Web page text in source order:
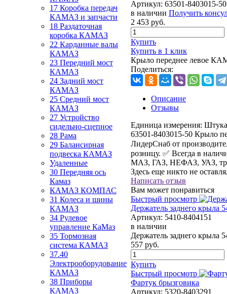
17 Коробка передач
КАМАЗ и запчасти
18 Раздаточная
коробка КАМАЗ
22 Карданные валы
КАМАЗ
23 Передний мост
КАМАЗ
24 Задний мост
КАМАЗ
25 Средний мост
КАМАЗ
27 Устройство
сидельно-сцепное
28 Рама
29 Балансирная
подвеска КАМАЗ
Удаленные
30 Передняя ось
Камаз
КАМАЗ КОМПАС
31 Колеса и шины
КАМАЗ
34 Рулевое
управление КаМаз
35 Тормозная
система КАМАЗ
37.40
Электрооборудование
КАМАЗ
38 Приборы
КАМАЗ
Артикул: 63501-8403015-50
в наличии Получить
2 453 руб.
Купить
Купить в 1 клик
Крыло переднее левое
Поделиться:
Описание
Отзывы
Единица измерения: Штука
63501-8403015-50 Крыло
ЛидерСнаб от
розницу. ✅ Всегда в
МАЗ, ГАЗ, НЕФАЗ, УАЗ,
Здесь еще никто не
Написать отзыв
Вам может понравиться
Быстрый просмотр
Держатель заднего
Артикул: 5410-8404151
в наличии
Держатель заднего
557 руб.
Купить
Быстрый просмотр
Фартук брызговика
Артикул: 5320-8403291